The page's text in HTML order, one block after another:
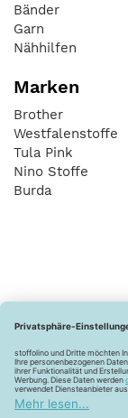
Bänder
Garn
Nähhilfen
Marken
Brother
Westfalenstoffe
Tula Pink
Nino Stoffe
Burda